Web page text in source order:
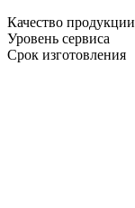
Качество продукции
Уровень сервиса
Срок изготовления